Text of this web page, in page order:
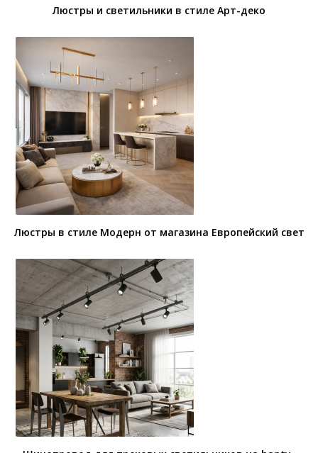
Люстры и светильники в стиле Арт-деко
Люстры в стиле Модерн от магазина Европейский свет